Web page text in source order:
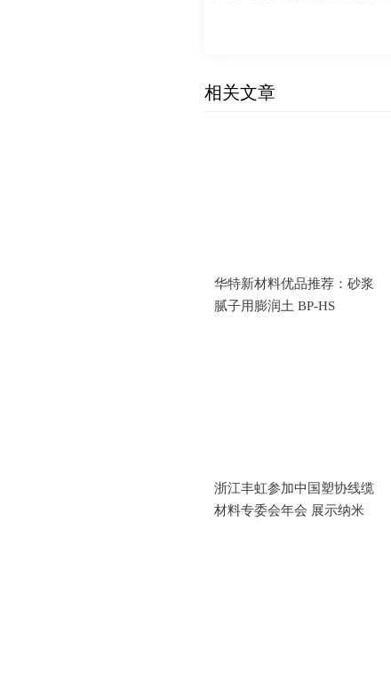
相关文章
华特新材料优品推荐：砂浆
腻子用膨润土 BP-HS
浙江丰虹参加中国塑协线缆
材料专委会年会 展示纳米